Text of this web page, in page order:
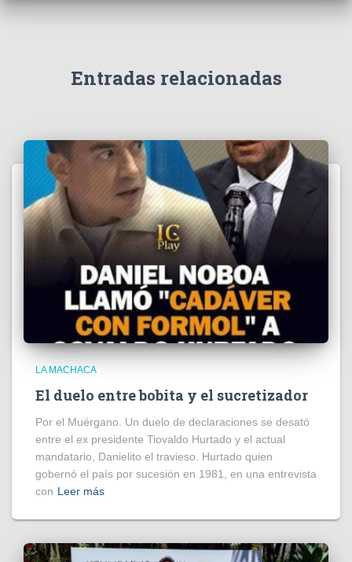
Entradas relacionadas
LA MACHACA
El duelo entre bobita y el sucretizador
Por el Muérgano. Un duelo de declaraciones se desató
entre el ex presidente Tiovaldo Hurtado y el actual
mandatario, Danielito el travieso. Hurtado quien
gobernó el país por sucesión en 1981, en una entrevista
con Leer más